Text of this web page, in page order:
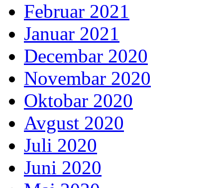
Februar 2021
Januar 2021
Decembar 2020
Novembar 2020
Oktobar 2020
Avgust 2020
Juli 2020
Juni 2020